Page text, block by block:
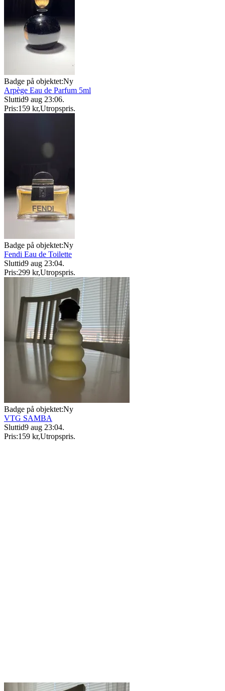
Badge på objektet:Ny
Arpège Eau de Parfum 5ml
Sluttid9 aug 23:06.
Pris:159 kr,Utropspris.
Badge på objektet:Ny
Fendi Eau de Toilette
Sluttid9 aug 23:04.
Pris:299 kr,Utropspris.
Badge på objektet:Ny
VTG SAMBA
Sluttid9 aug 23:04.
Pris:159 kr,Utropspris.